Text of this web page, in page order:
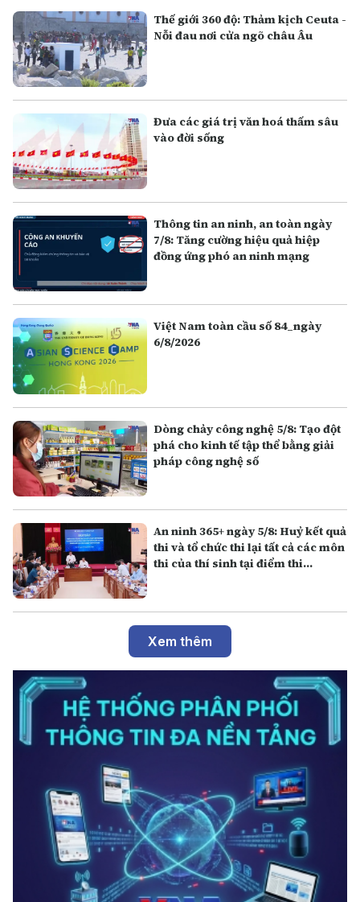
Thế giới 360 độ: Thảm kịch Ceuta -
Nỗi đau nơi cửa ngõ châu Âu
Đưa các giá trị văn hoá thấm sâu
vào đời sống
Thông tin an ninh, an toàn ngày
7/8: Tăng cường hiệu quả hiệp
đồng ứng phó an ninh mạng
Việt Nam toàn cầu số 84_ngày
6/8/2026
Dòng chảy công nghệ 5/8: Tạo đột
phá cho kinh tế tập thể bằng giải
pháp công nghệ số
An ninh 365+ ngày 5/8: Huỷ kết quả
thi và tổ chức thi lại tất cả các môn
thi của thí sinh tại điểm thi
Xem thêm